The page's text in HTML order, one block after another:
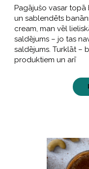
Pagājušo vasar
un sablendēts
cream, man vēl
saldējums – jo tas
saldējums. Turklāt –
produktiem un arī